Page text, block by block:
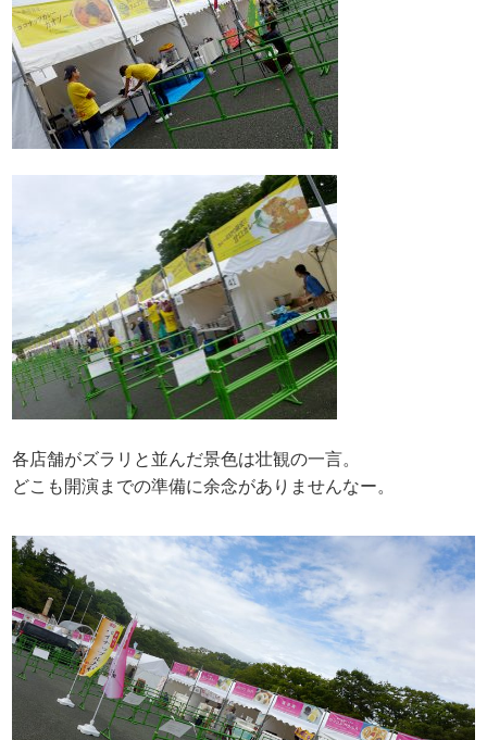
各店舗がズラリと並んだ景色は壮観の一言。
どこも開演までの準備に余念がありませんなー。